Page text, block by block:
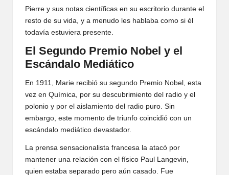
Pierre y sus notas científicas en su escritorio durante el
resto de su vida, y a menudo les hablaba como si él
todavía estuviera presente.
El Segundo Premio Nobel y el
Escándalo Mediático
En 1911, Marie recibió su segundo Premio Nobel, esta
vez en Química, por su descubrimiento del radio y el
polonio y por el aislamiento del radio puro. Sin
embargo, este momento de triunfo coincidió con un
escándalo mediático devastador.
La prensa sensacionalista francesa la atacó por
mantener una relación con el físico Paul Langevin,
quien estaba separado pero aún casado. Fue